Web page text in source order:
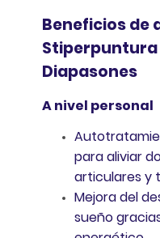
Beneficios de
Diapasones
A nivel personal
para aliviar
articulares y
Mejora del
sueño